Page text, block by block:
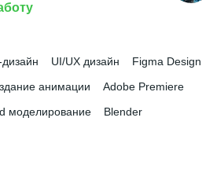
UI/UX дизайн
Figma Design
анимации
Adobe Premiere
моделирование Blender